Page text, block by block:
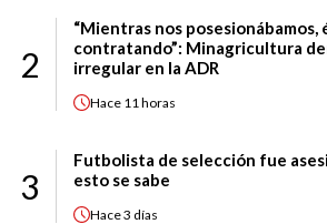
2
“Mientras nos posesionábamos,
contratando”: Minagricultura
irregular en la ADR
Hace 11 horas
3
Futbolista de selección fue
esto se sabe
Hace3 días